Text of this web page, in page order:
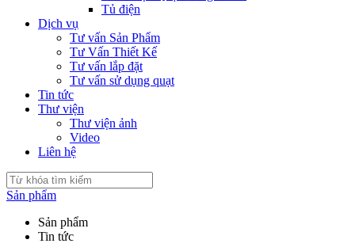
Tủ điện
Dịch vụ
Tư vấn Sản Phẩm
Tư Vấn Thiết Kế
Tư vấn lắp đặt
Tư vấn sử dụng quạt
Tin tức
Thư viện
Thư viện ảnh
Video
Liên hệ
Sản phẩm
Sản phẩm
Tin tức